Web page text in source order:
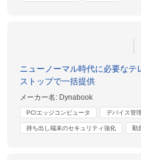
ニューノーマル時代に必要なテ
ストップで一括提供
メーカー名: Dynabook
PC/エッジコンピュータ デバイス管
持ち出し端末のセキュリティ強化 勤